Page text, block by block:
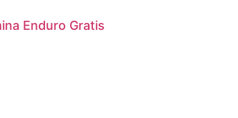
Enduro Gratis